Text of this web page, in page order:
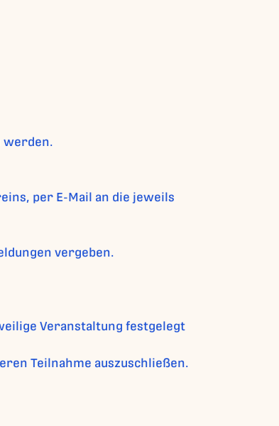
werden.
per E-Mail an die jeweils
vergeben.
Veranstaltung festgelegt
Teilnahme auszuschließen.